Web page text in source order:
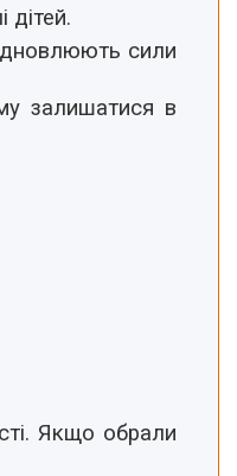
дітей.
сили
залишатися в
Якщо обрали